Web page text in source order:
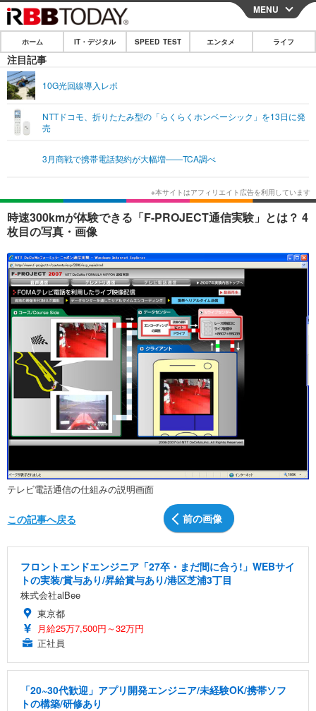
CLOSE
ホーム
IT・デジタル
ショッピング
SPEED TEST
エンタメ
エンタメTOP 映画・ドラマ
韓国・芸能
音楽 スポーツ
ショッピング その他
ライフTOP グルメ
ペット ショッピング
その他
リリース一覧
プッシュ通知の停止方法
MENU
ホーム IT・デジタル SPEED TEST エンタメ ライフ
注目記事
10G光回線導入レポ
NTTドコモ、折りたたみ型の「らくらくホンベーシック」を13日に発
売
3月商戦で携帯電話契約が大幅増——TCA調べ
時速300kmが体験できる「F-PROJECT通信実験」とは？ 4
枚目の写真・画像
テレビ電話通信の仕組みの説明画面
前の画像
この記事へ戻る
フロントエンドエンジニア「27卒・まだ間に合う!」WEBサイ
トの実装/賞与あり/昇給賞与あり/港区芝浦3丁目
株式会社alBee
東京都
月給25万7,500円～32万円
正社員
「20~30代歓迎」アプリ開発エンジニア/未経験OK/携帯ソフ
トの構築/研修あり